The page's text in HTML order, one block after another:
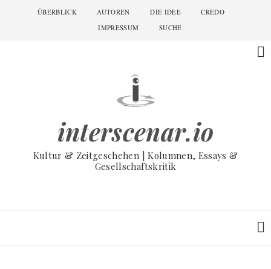
ÜBERBLICK AUTOREN DIE IDEE
CREDO
IMPRESSUM
SUCHE
interscenar.io
Kultur & Zeitgeschehen | Kolumnen, Essays &
Gesellschaftskritik